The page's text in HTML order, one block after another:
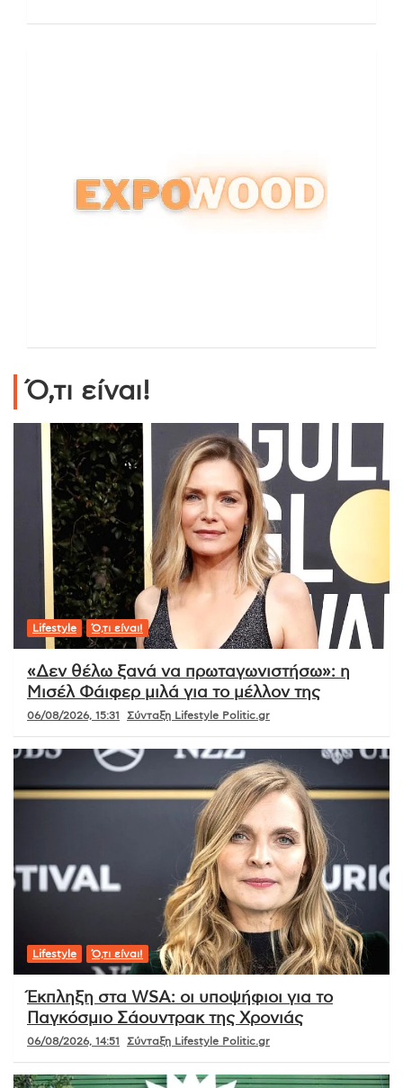
Ό,τι είναι!
Lifestyle Ό,τι είναι!
«Δεν θέλω ξανά να πρωταγωνιστήσω»: η
Μισέλ Φάιφερ μιλά για το μέλλον της
06/08/2026, 15:31 Σύνταξη Lifestyle Politic.gr
Lifestyle Ό,τι είναι!
Έκπληξη στα WSA: οι υποψήφιοι για το
Παγκόσμιο Σάουντρακ της Χρονιάς
06/08/2026, 14:51 Σύνταξη Lifestyle Politic.gr